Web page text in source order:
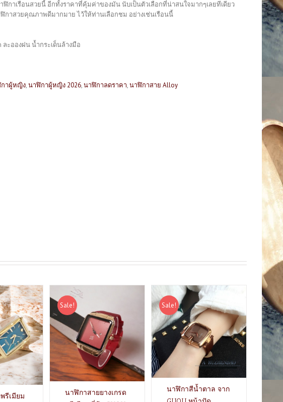
กาเรือนสวยนี้ อีกทั้งราคาที่คุ้มค่าของมัน นับเป็นตัวเลือกที่น่าสนใจมากๆเลยทีเดียว
ฬิกาสวยคุณภาพดีมากมาย ไว้ให้ท่านเลือกชม อย่างเช่นเรือนนี้
ละอองฝน น้ำกระเด็นล้างมือ
าผู้หญิง,นาฬิกาผู้หญิง 2026,นาฬิกาลดราคา,นาฬิกาสาย Alloy
รีเมียม
Sale!
นาฬิกาสายยางเกรด
Sale!
นาฬิกาสีน้ำตาล จาก